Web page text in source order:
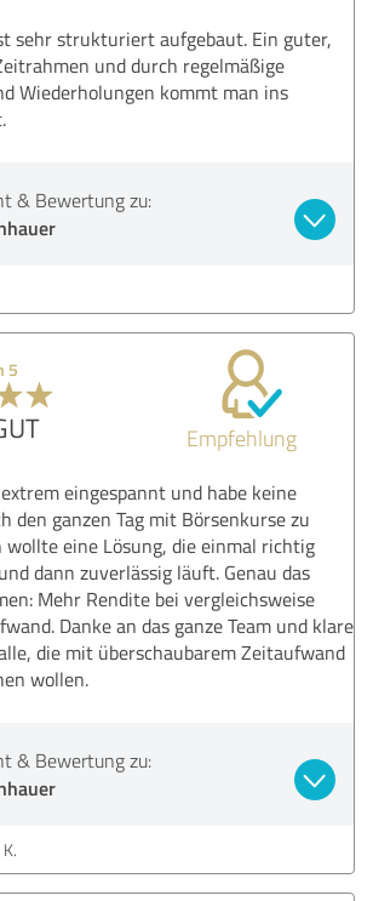
sehr strukturiert aufgebaut. Ein guter,
und durch regelmäßige
Wiederholungen kommt man ins
& Bewertung zu:
5
Empfehlung
eingespannt und habe keine
den ganzen Tag mit Börsenkurse zu
wollte eine Lösung, die einmal richtig
dann zuverlässig läuft. Genau das
Mehr Rendite bei vergleichsweise
Danke an das ganze Team und klare
die mit überschaubarem Zeitaufwand
wollen.
& Bewertung zu: